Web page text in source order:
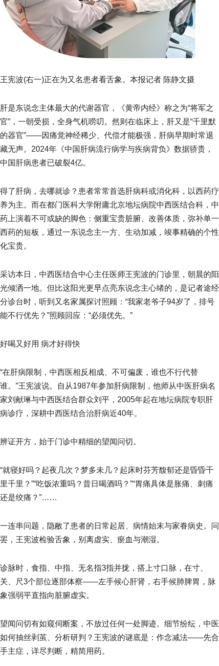
王宪波(右一)正在为又名患者看舌象。本报记者 陈静文摄
肝是东说念主体最大的代谢器官，《黄帝内经》称之为“将军之
官”，一朝受损，全身气机唠叨。然则在临床上，肝又是“千里默
的器官”——因痛觉神经稀少、代偿才能极强，肝病早期时常退
藏无声。2024年《中国肝病流行病学与疾病背负》数据骄贵，
中国肝病患者已破裂4亿。
得了肝病，去哪就诊？患者常常首选肝病科或消化科，以西药疗
养为主。而在都门医科大学附庸北京地坛病院中西医结合科，中
药上演着不可或缺的脚色：侧重宝贵脏腑、改善体质，弥补单一
西药的短板，通过一东说念主一方、生动加减，竣事精确的个性
化宝贵。
采访本日，中西医结合中心主任医师王宪波的门诊里，朝晨的阳
光倾洒一地。但比这阳光更早点亮东说念主心绪的，是记者途经
分诊台时，听到又名家属探讨照顾：“我家老爷子94岁了，排号
能不行优先？”照顾回应：“必须优先。”
好喝又好用 病才好得快
“在肝病限制，中西医相反相成、不可偏废，谁也不行代替
谁。”王宪波说。自从1987年参加肝病限制，他师从中医肝病名
家刘献琳与中西医结合群众刘平，2005年起在地坛病院专职肝
病诊疗，深耕中西医结合治肝病近40年。
辨证开方，始于门诊中精细的望闻问切。
“就寝好吗？起夜几次？梦多未几？起床时芬芳馥郁还是昏昏千
里千里？”“吃饭浓重吗？昔日喝酒吗？”“胃痛具体是胀痛、刺痛
还是绞痛？”……
一连串问题，隐敝了患者的日常起居、病情始末与家眷病史。问
罢，王宪波检验舌象，别离虚实、瘀血与潮湿。
诊脉时，食指、中指、无名指3指并拢，搭上寸口脉，在寸、
关、尺3个部位逐部体察——左手候心肝肾，右手候肺脾胃，脉
象强弱平直指向脏腑虚实。
望闻问切有如窥伺断案，不放过任何一处脚迹。细节纷纭，中医
如何抽丝剥茧、分析研判？王宪波的谜底是：作念减法——先合
手主症，详尽判断，精简用药。